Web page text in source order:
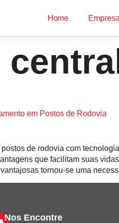
Home Empresa
em Postos de Rodovia
de rodovia com
que facilitam suas
tornou-se uma
Nos Encontre